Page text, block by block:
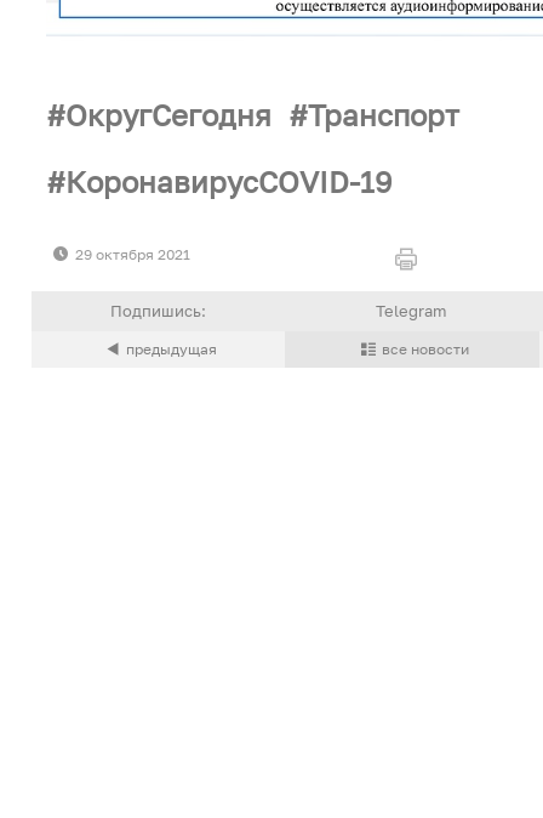
ОкругСегодня
Транспорт
КоронавирусCOVID-19
29 октября 2021